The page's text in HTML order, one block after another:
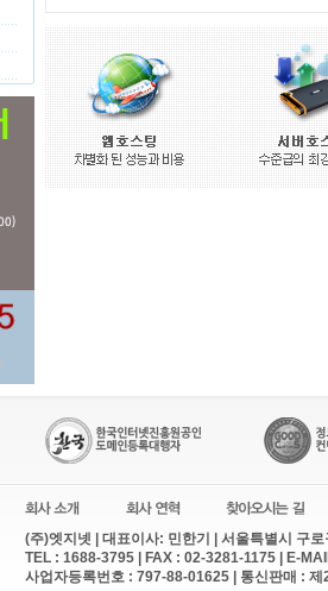
(주)엣지넷 | 대표이사: 민한기 | 서울특별시 구
TEL : 1688-3795 | FAX : 02-3281-1175 | E-
사업자등록번호 : 797-88-01625 | 통신판매 :